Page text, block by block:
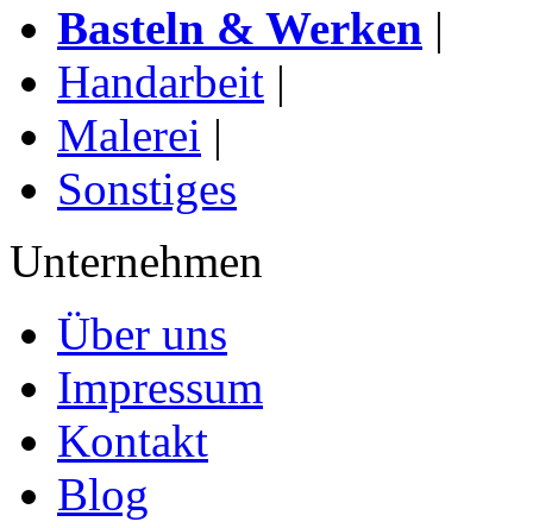
Basteln & Werken |
Handarbeit |
Malerei |
Sonstiges
Unternehmen
Über uns
Impressum
Kontakt
Blog